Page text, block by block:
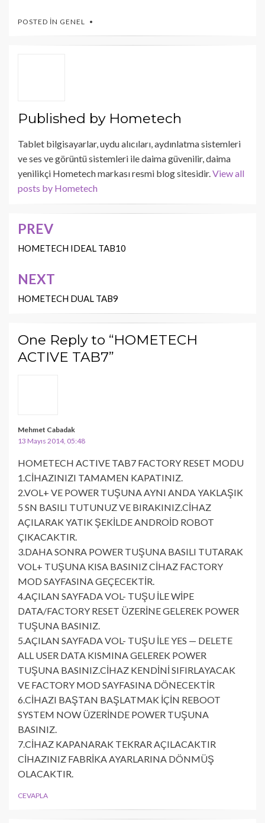
POSTED IN GENEL
Published by Hometech
Tablet bilgisayarlar, uydu alıcıları, aydınlatma sistemleri
ve ses ve görüntü sistemleri ile daima güvenilir, daima
yenilikçi Hometech markası resmi blog sitesidir.View all
posts by Hometech
Yazı
dolaşımı
PREV
HOMETECH IDEAL TAB10
NEXT
HOMETECH DUAL TAB9
One Reply to “HOMETECH
ACTIVE TAB7”
Mehmet Cabadak
13 Mayıs 2014, 05:48
HOMETECH ACTIVE TAB7 FACTORY RESET MODU
1.CİHAZINIZI TAMAMEN KAPATINIZ.
2.VOL+ VE POWER TUŞUNA AYNI ANDA YAKLAŞIK
5 SN BASILI TUTUNUZ VE BIRAKINIZ.CİHAZ
AÇILARAK YATIK ŞEKİLDE ANDROİD ROBOT
ÇIKACAKTIR.
3.DAHA SONRA POWER TUŞUNA BASILI TUTARAK
VOL+ TUŞUNA KISA BASINIZ CİHAZ FACTORY
MOD SAYFASINA GEÇECEKTİR.
4.AÇILAN SAYFADA VOL- TUŞU İLE WİPE
DATA/FACTORY RESET ÜZERİNE GELEREK POWER
TUŞUNA BASINIZ.
5.AÇILAN SAYFADA VOL- TUŞU İLE YES — DELETE
ALL USER DATA KISMINA GELEREK POWER
TUŞUNA BASINIZ.CİHAZ KENDİNİ SIFIRLAYACAK
VE FACTORY MOD SAYFASINA DÖNECEKTİR
6.CİHAZI BAŞTAN BAŞLATMAK İÇİN REBOOT
SYSTEM NOW ÜZERİNDE POWER TUŞUNA
BASINIZ.
7.CİHAZ KAPANARAK TEKRAR AÇILACAKTIR
CİHAZINIZ FABRİKA AYARLARINA DÖNMÜŞ
OLACAKTIR.
CEVAPLA